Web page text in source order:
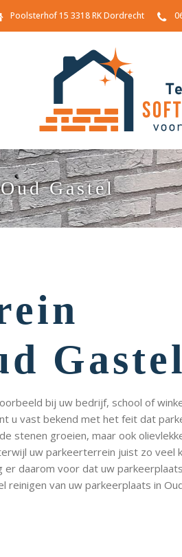
Poolsterhof 15 3318 RK Dordrecht
Gastel
Gastel
bij uw bedrijf, school of
u vast bekend met het feit dat
stenen groeien, maar ook
uw parkeerterrein juist zo veel
daarom voor dat uw
van uw parkeerplaats in